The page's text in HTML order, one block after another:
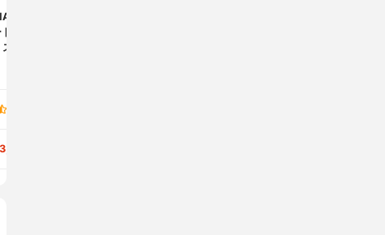
サロニア)
ヒートブラ
リム